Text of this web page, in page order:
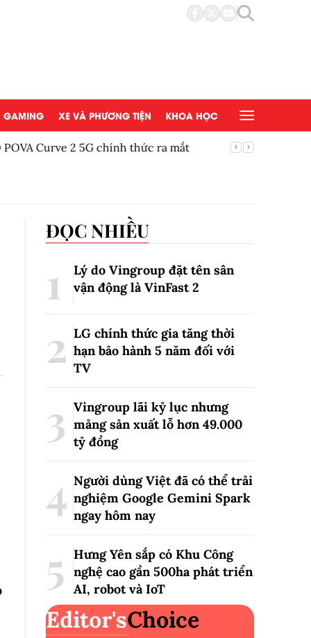
GAMING XE VÀ PHƯƠNG TIỆN KHOA HỌC
Curve 2 5G chính thức ra mắt
ĐỌC NHIỀU
Lý do Vingroup đặt tên sân
vận động là VinFast2
LG chính thức gia tăng thời
hạn bảo hành 5 năm đối với
TV
Vingroup lãi kỷ lục nhưng
mảng sản xuất lỗ hơn 49.000
tỷ đồng
Người dùng Việt đã có thể trải
nghiệm Google Gemini Spark
ngay hôm nay
Hưng Yên sắp có Khu Công
nghệ cao gần 500ha phát triển
AI, robot và IoT
Editor'sChoice